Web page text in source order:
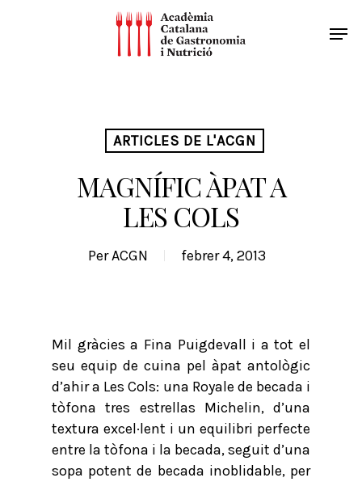
ARTICLES DE L'ACGN
MAGNÍFIC ÀPAT A
LES COLS
PerACGN febrer 4, 2013
Mil gràcies a Fina Puigdevall i a tot el
seu equip de cuina pel àpat antològic
d’ahir a Les Cols: una Royale de becada i
tòfona tres estrellas Michelin, d’una
textura excel·lent i un equilibri perfecte
entre la tòfona i la becada, seguit d’una
sopa potent de becada inoblidable, per